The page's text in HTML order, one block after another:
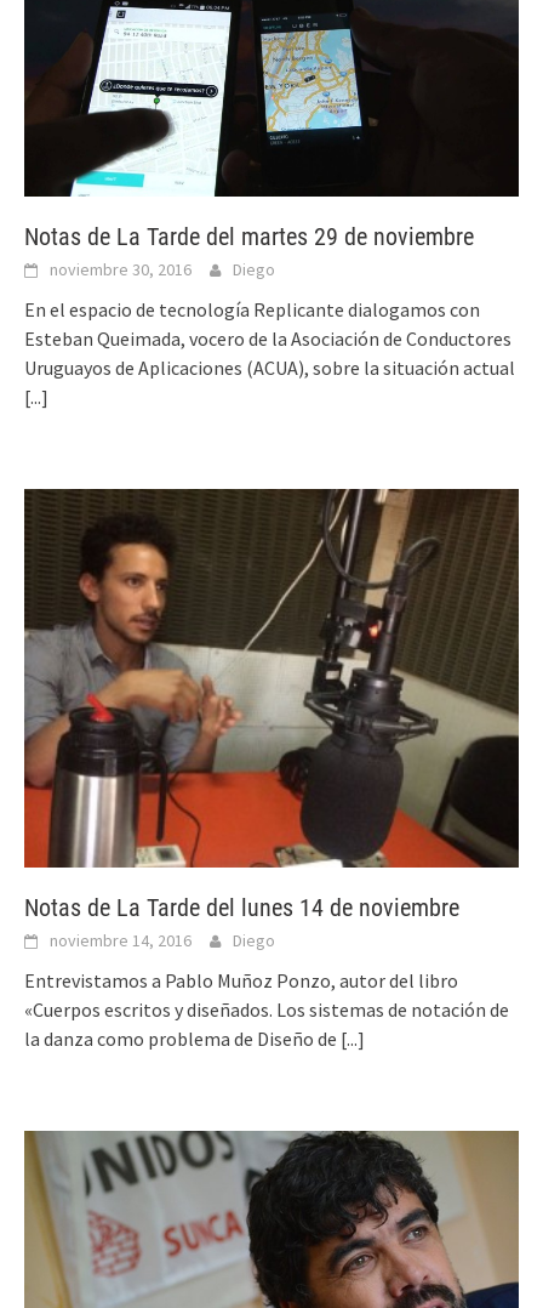
Notas de La Tarde del martes 29 de noviembre
noviembre 30, 2016 Diego
En el espacio de tecnología Replicante dialogamos con
Esteban Queimada, vocero de la Asociación de Conductores
Uruguayos de Aplicaciones (ACUA), sobre la situación actual
[...]
Notas de La Tarde del lunes 14 de noviembre
noviembre 14, 2016 Diego
Entrevistamos a Pablo Muñoz Ponzo, autor del libro
«Cuerpos escritos y diseñados. Los sistemas de notación de
la danza como problema de Diseño de [...]